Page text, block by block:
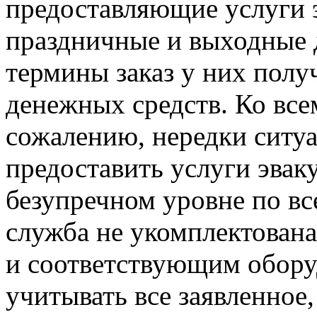
предоставляющие услуги
праздничные и выходные
термины заказ у них
денежных средств. Ко
сожалению, нередки
предоставить услуги
безупречном уровне по
служба не
и соответствующим
учитывать все